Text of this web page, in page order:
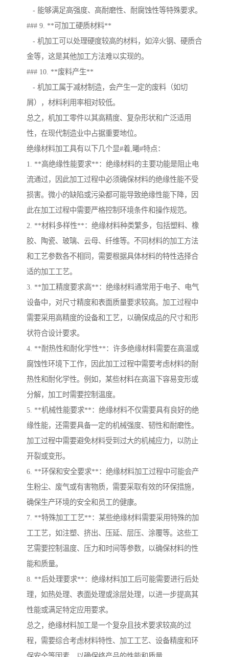
- 能够满足高强度、高耐磨性、耐腐蚀性等特殊要求。
### 9. **可加工硬质材料**
- 机加工可以处理硬度较高的材料，如淬火钢、硬质合
金等，这是其他加工方法难以实现的。
### 10. **废料产生**
- 机加工属于减材制造，会产生一定的废料（如切
屑），材料利用率相对较低。
总之，机加工零件以其高精度、复杂形状和广泛适用
性，在现代制造业中占据重要地位。
绝缘材料加工具有以下几个显#着,曦#特点：
1. **高绝缘性能要求**：绝缘材料的主要功能是阻止电
流通过，因此加工过程中必须确保材料的绝缘性能不受
损害。微小的缺陷或污染都可能导致绝缘性能下降，因
此在加工过程中需要严格控制环境条件和操作规范。
2. **材料多样性**：绝缘材料种类繁多，包括塑料、橡
胶、陶瓷、玻璃、云母、纤维等。不同材料的加工方法
和工艺参数各不相同，需要根据具体材料的特性选择合
适的加工工艺。
3. **加工精度要求高**：绝缘材料通常用于电子、电气
设备中，对尺寸精度和表面质量要求较高。加工过程中
需要采用高精度的设备和工艺，以确保成品的尺寸和形
状符合设计要求。
4. **耐热性和耐化学性**：许多绝缘材料需要在高温或
腐蚀性环境下工作，因此加工过程中需要考虑材料的耐
热性和耐化学性。例如，某些材料在高温下容易变形或
分解，加工时需要控制温度。
5. **机械性能要求**：绝缘材料不仅需要具有良好的绝
缘性能，还需要具备一定的机械强度、韧性和耐磨性。
加工过程中需要避免材料受到过大的机械应力，以防止
开裂或变形。
6. **环保和安全要求**：绝缘材料加工过程中可能会产
生粉尘、废气或有害物质，需要采取有效的环保措施，
确保生产环境的安全和员工的健康。
7. **特殊加工工艺**：某些绝缘材料需要采用特殊的加
工工艺，如注塑、挤出、压延、层压、涂覆等。这些工
艺需要控制温度、压力和时间等参数，以确保材料的性
能和质量。
8. **后处理要求**：绝缘材料加工后可能需要进行后处
理，如热处理、表面处理或涂层处理，以进一步提高其
性能或满足特定应用要求。
总之，绝缘材料加工是一个复杂且技术要求较高的过
程，需要综合考虑材料特性、加工工艺、设备精度和环